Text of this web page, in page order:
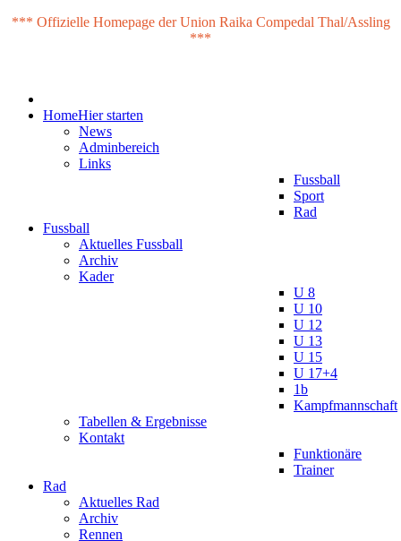
*** Offizielle Homepage der Union Raika Compedal Thal/Assling
***
HomeHier starten
News
Adminbereich
Links
Fussball
Sport
Rad
Fussball
Aktuelles Fussball
Archiv
Kader
U 8
U 10
U 12
U 13
U 15
U 17+4
1b
Kampfmannschaft
Tabellen & Ergebnisse
Kontakt
Funktionäre
Trainer
Rad
Aktuelles Rad
Archiv
Rennen